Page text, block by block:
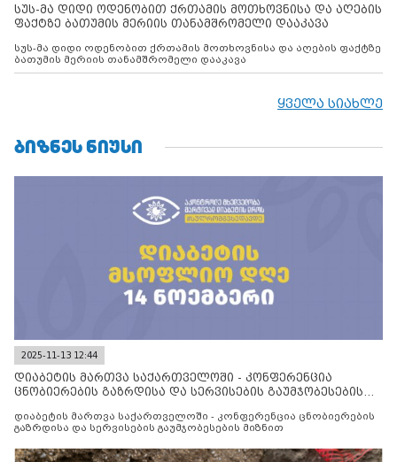
სუს-მა დიდი ოდენობით ქრთამის მოთხოვნისა და აღების
ფაქტზე ბათუმის მერიის თანამშრომელი დააკავა
სუს-მა დიდი ოდენობით ქრთამის მოთხოვნისა და აღების ფაქტზე
ბათუმის მერიის თანამშრომელი დააკავა
ყველა სიახლე
ᲑᲘᲖᲜᲔᲡ ᲜᲘᲣᲡᲘ
2025-11-13 12:44
დიაბეტის მართვა საქართველოში - კონფერენცია
ცნობიერების გაზრდისა და სერვისების გაუმჯობესების
დიაბეტის მართვა საქართველოში - კონფერენცია ცნობიერების
გაზრდისა და სერვისების გაუმჯობესების მიზნით